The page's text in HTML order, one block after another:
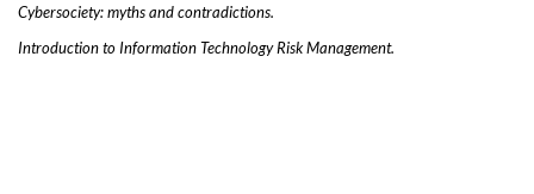
Cybersociety: myths and contradictions.
Introduction to Information Technology Risk Management.